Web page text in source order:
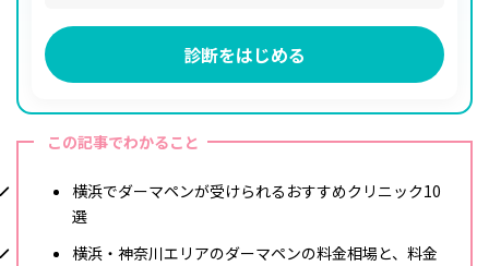
診断をはじめる
この記事でわかること
横浜でダーマペンが受けられるおすすめクリニック10
選
横浜・神奈川エリアのダーマペンの料金相場と、料金